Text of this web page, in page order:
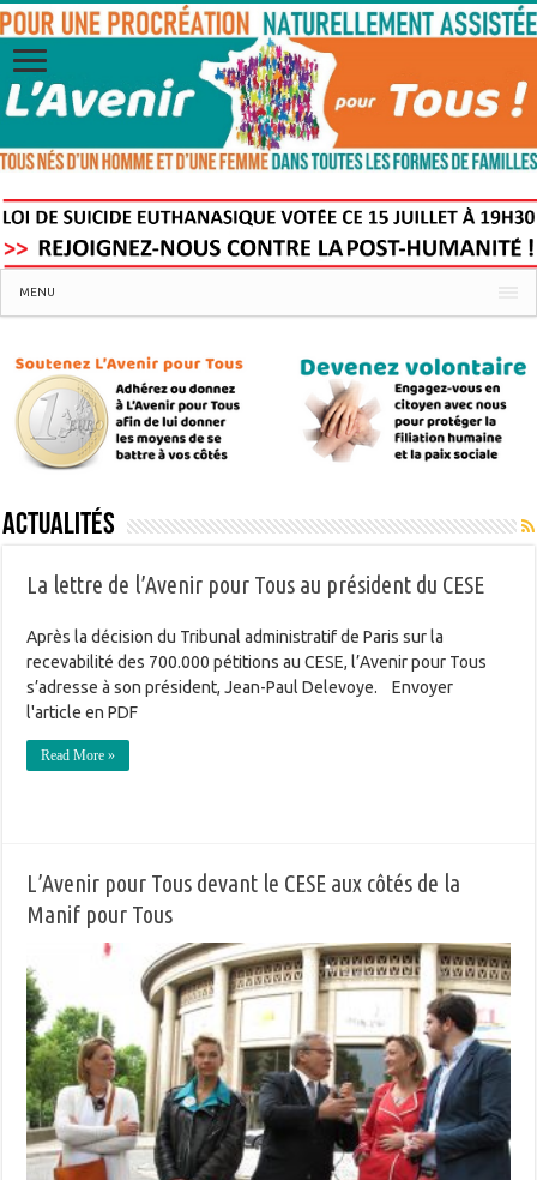
MENU
Actualités
La lettre de l’Avenir pour Tous au président du CESE
Après la décision du Tribunal administratif de Paris sur la
recevabilité des 700.000 pétitions au CESE, l’Avenir pour Tous
s’adresse à son président, Jean-Paul Delevoye. Envoyer
l'article en PDF
Read More »
L’Avenir pour Tous devant le CESE aux côtés de la
Manif pour Tous